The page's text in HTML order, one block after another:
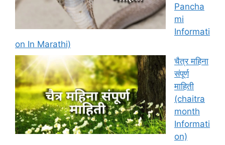
Pancha
mi
Informati
on In Marathi)
चैत्र महिना
संपूर्ण
माहिती
(chaitra
month
Informati
on)